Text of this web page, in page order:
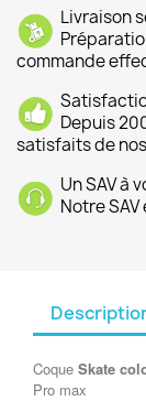
Livraison
commande
Depuis
satisfaits de
Un SAV à
Notre
Coque Skate
Pro max